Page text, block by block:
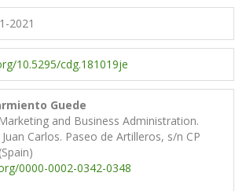
2021
10.5295/cdg.181019je
Guede
and Business Administration.
Carlos. Paseo de Artilleros, s/n CP
0000-0002-0342-0348